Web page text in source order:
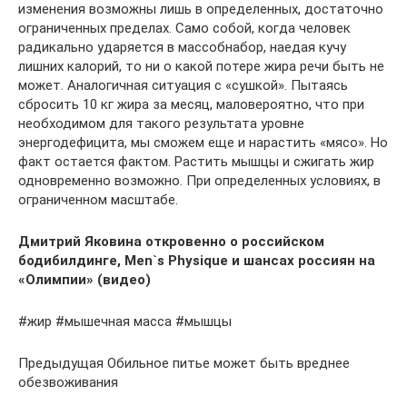
изменения возможны лишь в определенных, достаточно
ограниченных пределах. Само собой, когда человек
радикально ударяется в массобнабор, наедая кучу
лишних калорий, то ни о какой потере жира речи быть не
может. Аналогичная ситуация с «сушкой». Пытаясь
сбросить 10 кг жира за месяц, маловероятно, что при
необходимом для такого результата уровне
энергодефицита, мы сможем еще и нарастить «мясо». Но
факт остается фактом. Растить мышцы и сжигать жир
одновременно возможно. При определенных условиях, в
ограниченном масштабе.
Дмитрий Яковина откровенно о российском
бодибилдинге, Men`s Physique и шансах россиян на
«Олимпии» (видео)
#жир #мышечная масса #мышцы
Предыдущая Обильное питье может быть вреднее
обезвоживания